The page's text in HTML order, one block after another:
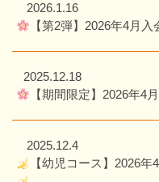
2026.1.16
【第2弾】2026年4月
2025.12.18
【期間限定】2026年4
2025.12.4
【幼児コース】2026